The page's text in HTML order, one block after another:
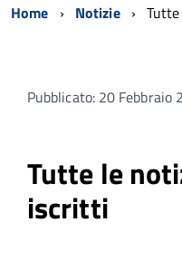
Home Notizie
Pubblicato: 20 Febbraio
Tutte le
iscritti